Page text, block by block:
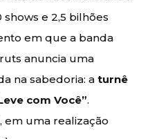
shows e 2,5 bilhões
em que a banda
anuncia uma
na sabedoria: aturnê
com Você”.
em uma realização